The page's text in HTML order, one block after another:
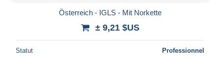
Österreich - IGLS - Mit Norkette
± 9,21 $US
Statut Professionnel